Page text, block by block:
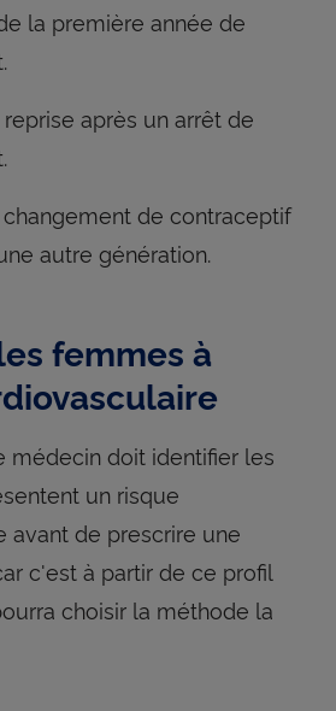
la première année de
après un arrêt de
changement de contraceptif
autre génération.
femmes à
médecin doit identifier les
un risque
avant de prescrire une
c'est à partir de ce profil
choisir la méthode la